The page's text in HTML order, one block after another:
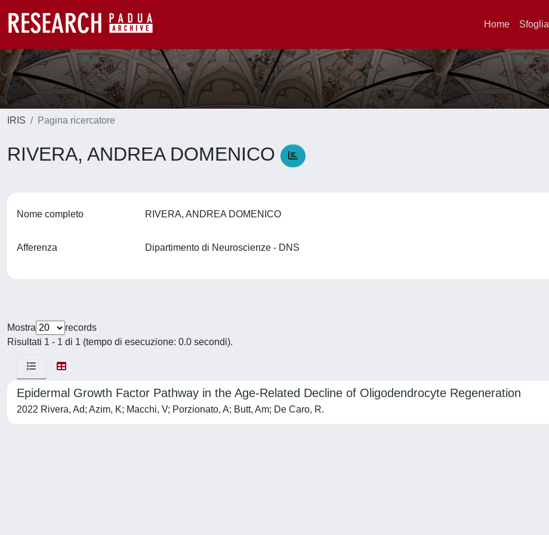
Home Sfoglia
IRIS Pagina ricercatore
RIVERA, ANDREA DOMENICO
Nome completo RIVERA, ANDREA DOMENICO
Afferenza Dipartimento di Neuroscienze - DNS
Mostra
records
Risultati 1 - 1 di 1 (tempo di esecuzione: 0.0 secondi).
Epidermal Growth Factor Pathway in the Age-Related Decline of Oligodendrocyte Regeneration
2022 Rivera, Ad; Azim, K; Macchi, V; Porzionato, A; Butt, Am; De Caro, R.